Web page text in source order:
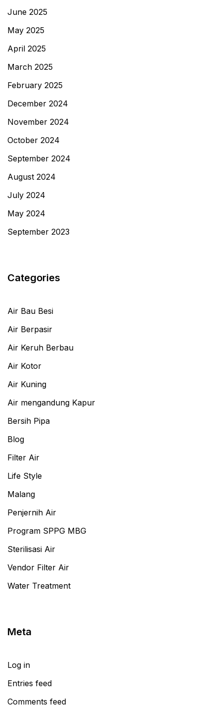
June 2025
May 2025
April 2025
March 2025
February 2025
December 2024
November 2024
October 2024
September 2024
August 2024
July 2024
May 2024
September 2023
Categories
Air Bau Besi
Air Berpasir
Air Keruh Berbau
Air Kotor
Air Kuning
Air mengandung Kapur
Bersih Pipa
Blog
Filter Air
Life Style
Malang
Penjernih Air
Program SPPG MBG
Sterilisasi Air
Vendor Filter Air
Water Treatment
Meta
Log in
Entries feed
Comments feed